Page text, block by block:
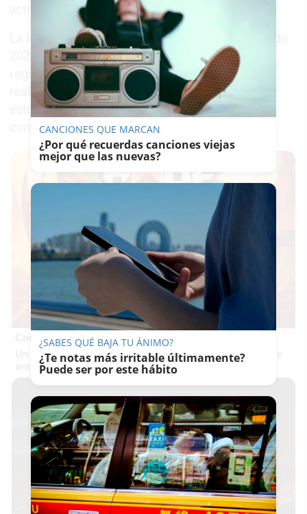
La intervención principal se produjo en marzo de
2026, cuando la Guardia Civil llevó a cabo el
registro de la nave. De forma simultánea, se
realizaron inspecciones coordinadas en 170
establecimientos distribuidos por ocho
comunidades autónomas.
Corepunk MMORPG
Un verdadero MMORPG de la vieja escuela ¡Cómo los de
antes, pero mejor!
CANCIONES QUE MARCAN
¿Por qué recuerdas canciones viejas
mejor que las nuevas?
¿SABES QUÉ BAJA TU ÁNIMO?
¿Te notas más irritable últimamente?
Puede ser por este hábito